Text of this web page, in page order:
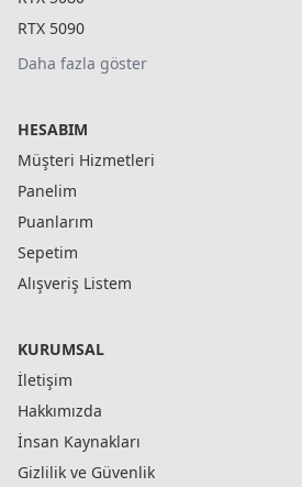
RTX 5090
Daha fazla göster
HESABIM
Müşteri Hizmetleri
Panelim
Puanlarım
Sepetim
Alışveriş Listem
KURUMSAL
İletişim
Hakkımızda
İnsan Kaynakları
Gizlilik ve Güvenlik